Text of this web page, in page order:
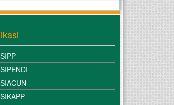
SIPP
SIPENDI
SIACUN
SIKAPP